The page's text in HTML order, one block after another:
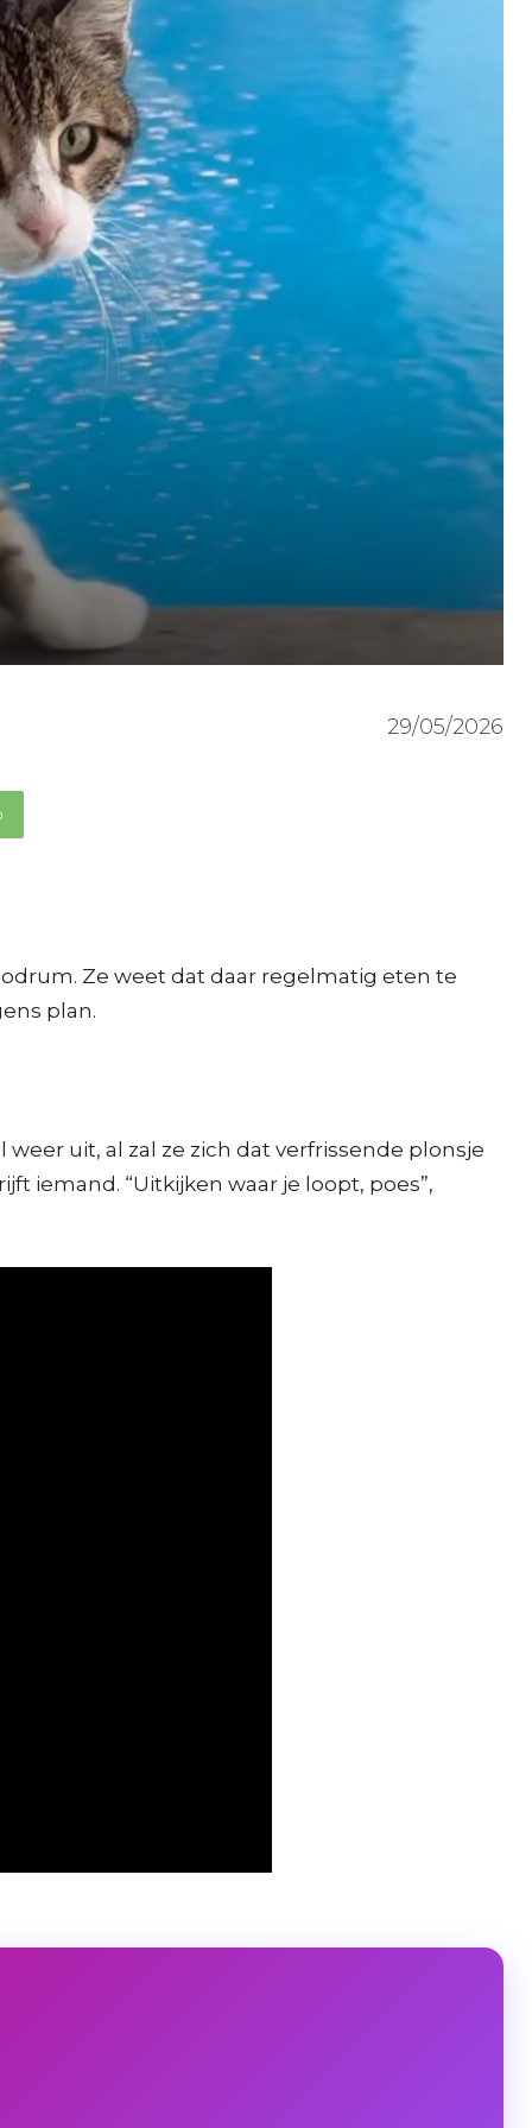
29/05/2026
Ze weet dat daar regelmatig eten te
plan.
uit, al zal ze zich dat verfrissende plonsje
iemand. “Uitkijken waar je loopt, poes”,